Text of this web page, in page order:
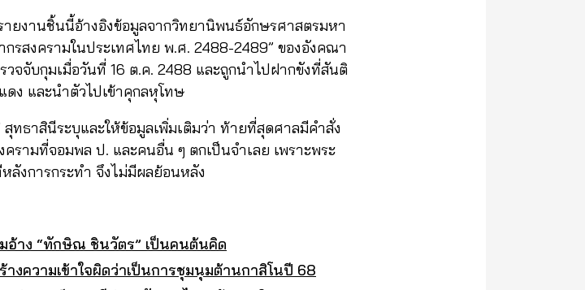
ยงานชิ้นนี้อ้างอิงข้อมูลจากวิทยานิพนธ์อักษรศาสตรมหา
สงครามในประเทศไทย พ.ศ. 2488-2489” ของอังคณา
จจับกุมเมื่อวันที่ 16 ต.ค. 2488 และถูกนำไปฝากขังที่สันติ
ง และนำตัวไปเข้าคุกลหุโทษ
ทธาสินีระบุและให้ข้อมูลเพิ่มเติมว่า ท้ายที่สุดศาลมีคำสั่ง
รามที่จอมพล ป. และคนอื่น ๆ ตกเป็นจำเลย เพราะพระ
งการกระทำ จึงไม่มีผลย้อนหลัง
อ้าง “ทักษิณ ชินวัตร” เป็นคนต้นคิด
งความเข้าใจผิดว่าเป็นการชุมนุมต้านกาสิโนปี 68